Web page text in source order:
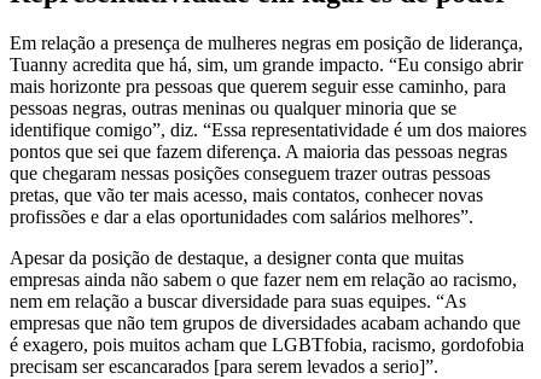
Em relação a presença de mulheres negras em posição de liderança,
Tuanny acredita que há, sim, um grande impacto. “Eu consigo abrir
mais horizonte pra pessoas que querem seguir esse caminho, para
pessoas negras, outras meninas ou qualquer minoria que se
identifique comigo”, diz. “Essa representatividade é um dos maiores
pontos que sei que fazem diferença. A maioria das pessoas negras
que chegaram nessas posições conseguem trazer outras pessoas
pretas, que vão ter mais acesso, mais contatos, conhecer novas
profissões e dar a elas oportunidades com salários melhores”.
Apesar da posição de destaque, a designer conta que muitas
empresas ainda não sabem o que fazer nem em relação ao racismo,
nem em relação a buscar diversidade para suas equipes. “As
empresas que não tem grupos de diversidades acabam achando que
é exagero, pois muitos acham que LGBTfobia, racismo, gordofobia
precisam ser escancarados [para serem levados a serio]”.